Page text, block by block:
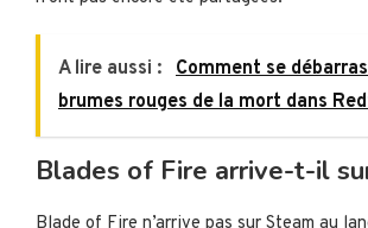
A lire aussi : Comment se
brumes rouges de la mort dans
Blades of Fire arrive-t-il